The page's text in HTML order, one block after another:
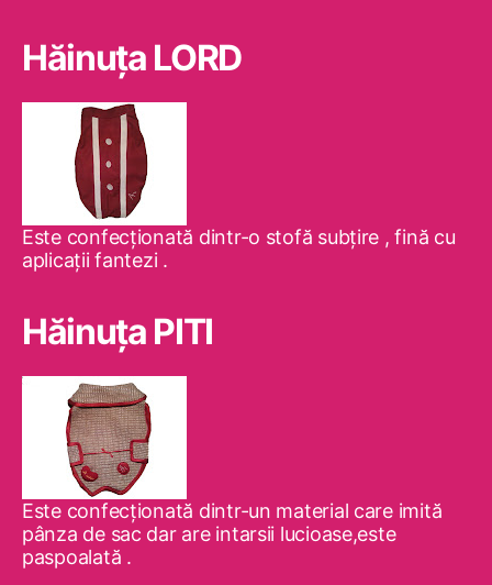
Hăinuţa LORD
Este confecţionată dintr-o stofă subţire , fină cu
aplicaţii fantezi .
Hăinuţa PITI
Este confecţionată dintr-un material care imită
pânza de sac dar are intarsii lucioase,este
paspoalată .